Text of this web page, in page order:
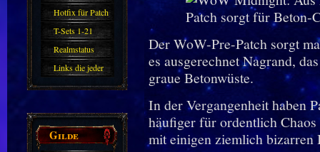
Hotfix für Patch
11.X
T-Sets 1-21
Realmstatus
Links die jeder
kennen sollte?!
Gilde
Der WoW-Pre-Patch sorgt
es ausgerechnet Nagrand,
graue Betonwüste.
In der Vergangenheit haben
häufiger für ordentlich
mit einigen ziemlich bizarren